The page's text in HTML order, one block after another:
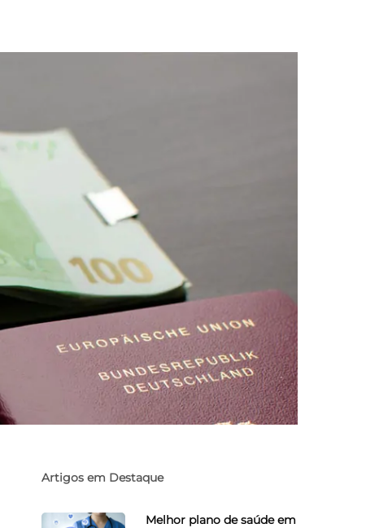
Artigos em Destaque
Melhor plano de saúde em